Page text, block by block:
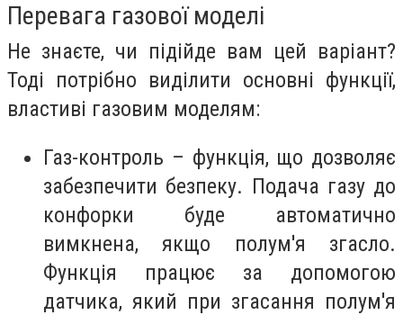
Перевага газової моделі
Не знаєте, чи підійде вам цей варіант?
Тоді потрібно виділити основні функції,
властиві газовим моделям:
Газ-контроль – функція, що дозволяє
забезпечити безпеку. Подача газу до
конфорки буде автоматично
вимкнена, якщо полум'я згасло.
Функція працює за допомогою
датчика, який при згасання полум'я